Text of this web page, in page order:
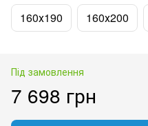
160х190 160х200
Під замовлення
7 698 грн